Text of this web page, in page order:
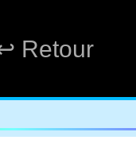
Retour